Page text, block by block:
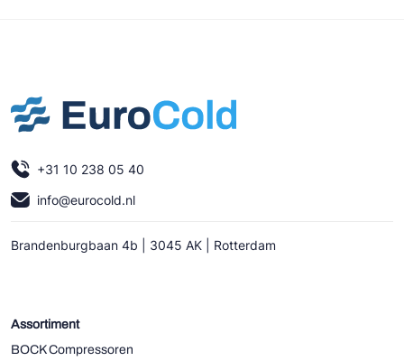
+31 10 238 05 40
info@eurocold.nl
Brandenburgbaan 4b | 3045 AK | Rotterdam
Assortiment
BOCK Compressoren